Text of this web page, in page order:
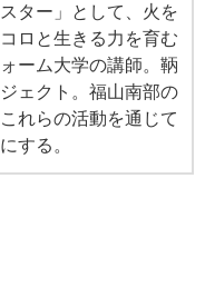
ター」として、火を
ロと生きる力を育む
ーム大学の講師。鞆
ェクト。福山南部の
れらの活動を通じて
する。